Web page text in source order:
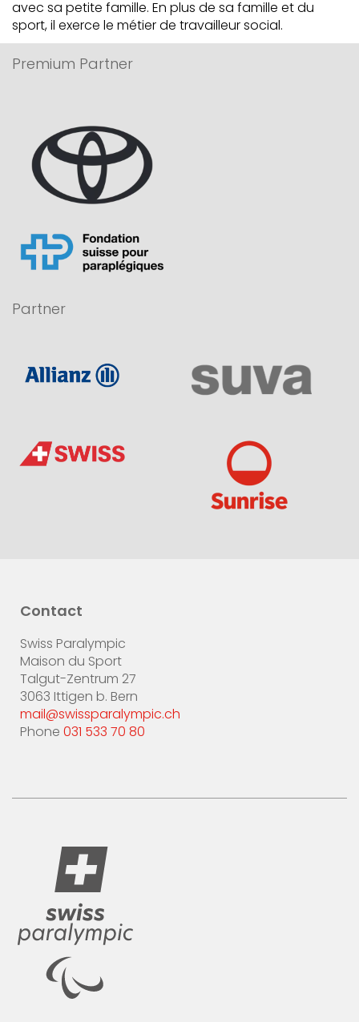
avec sa petite famille. En plus de sa famille et du
sport, il exerce le métier de travailleur social.
Premium Partner
Partner
Contact
Swiss Paralympic
Maison du Sport
Talgut-Zentrum 27
3063 Ittigen b. Bern
mail@swissparalympic.ch
Phone 031 533 70 80